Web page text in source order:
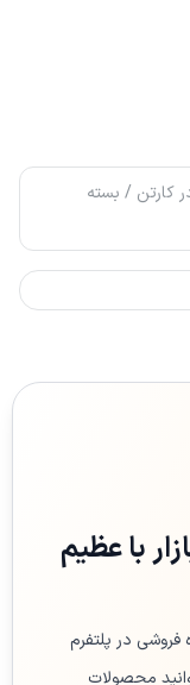
کارتن / بسته
با عظیم
در پلتفرم
محصولات